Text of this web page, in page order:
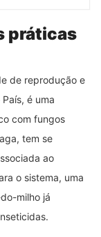
práticas
de reprodução e
é uma
com fungos
tem se
ao
o sistema, uma
milho já